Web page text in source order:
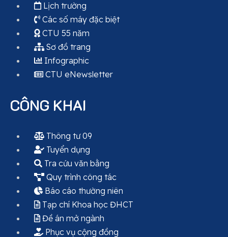
Lịch trường
Các số máy đặc biệt
CTU 55 năm
Sơ đồ trang
Infographic
CTU eNewsletter
CÔNG KHAI
Thông tư 09
Tuyển dụng
Tra cứu văn bằng
Quy trình công tác
Báo cáo thường niên
Tạp chí Khoa học ĐHCT
Đề án mở ngành
Phục vụ cộng đồng